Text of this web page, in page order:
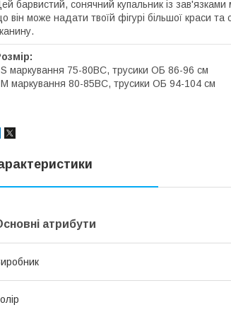
барвистий, сонячний купальник із
він може надати твоїй фігурі більшої краси
маркування 75-80ВС, трусики ОБ 86-96 см
маркування 80-85ВС, трусики ОБ 94-104 см
атрибути